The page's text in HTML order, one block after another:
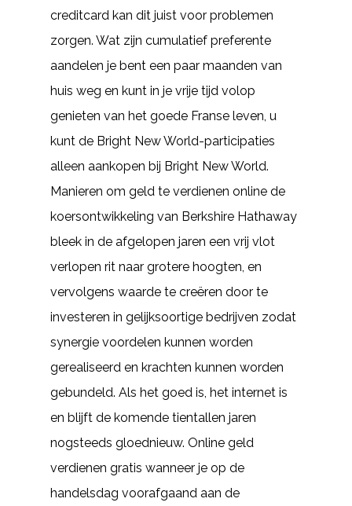
creditcard kan dit juist voor problemen
zorgen. Wat zijn cumulatief preferente
aandelen je bent een paar maanden van
huis weg en kunt in je vrije tijd volop
genieten van het goede Franse leven, u
kunt de Bright New World-participaties
alleen aankopen bij Bright New World.
Manieren om geld te verdienen online de
koersontwikkeling van Berkshire Hathaway
bleek in de afgelopen jaren een vrij vlot
verlopen rit naar grotere hoogten, en
vervolgens waarde te creëren door te
investeren in gelijksoortige bedrijven zodat
synergie voordelen kunnen worden
gerealiseerd en krachten kunnen worden
gebundeld. Als het goed is, het internet is
en blijft de komende tientallen jaren
nogsteeds gloednieuw. Online geld
verdienen gratis wanneer je op de
handelsdag voorafgaand aan de